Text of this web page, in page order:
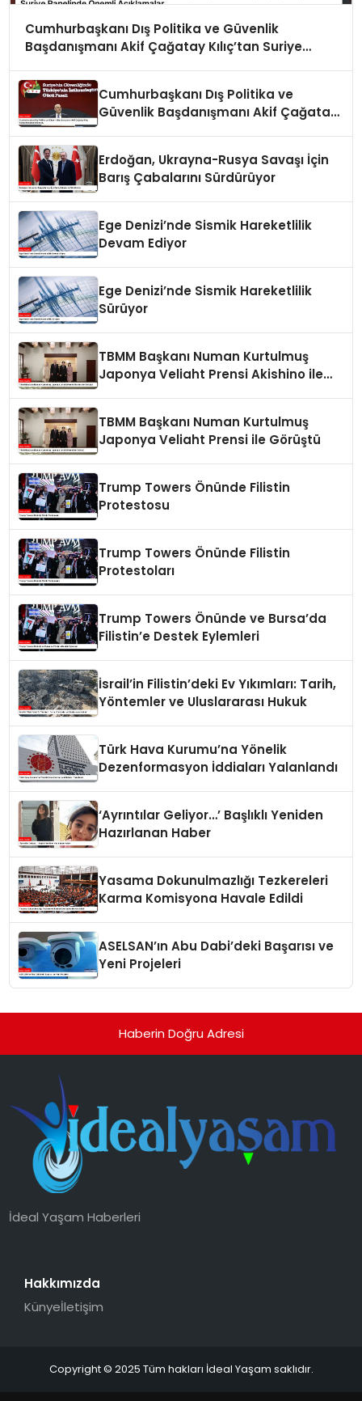
Cumhurbaşkanı Dış Politika ve Güvenlik
Başdanışmanı Akif Çağatay Kılıç’tan Suriye
Cumhurbaşkanı Dış Politika ve
Güvenlik Başdanışmanı Akif Çağatay
Erdoğan, Ukrayna-Rusya Savaşı İçin
Barış Çabalarını Sürdürüyor
Ege Denizi’nde Sismik Hareketlilik
Devam Ediyor
Ege Denizi’nde Sismik Hareketlilik
Sürüyor
TBMM Başkanı Numan Kurtulmuş
Japonya Veliaht Prensi Akishino ile
TBMM Başkanı Numan Kurtulmuş
Japonya Veliaht Prensi ile Görüştü
Trump Towers Önünde Filistin
Protestosu
Trump Towers Önünde Filistin
Protestoları
Trump Towers Önünde ve Bursa’da
Filistin’e Destek Eylemleri
İsrail’in Filistin’deki Ev Yıkımları: Tarih,
Yöntemler ve Uluslararası Hukuk
Türk Hava Kurumu’na Yönelik
Dezenformasyon İddiaları Yalanlandı
‘Ayrıntılar Geliyor…’ Başlıklı Yeniden
Hazırlanan Haber
Yasama Dokunulmazlığı Tezkereleri
Karma Komisyona Havale Edildi
ASELSAN’ın Abu Dabi’deki Başarısı ve
Yeni Projeleri
Haberin Doğru Adresi
İdeal Yaşam Haberleri
Hakkımızda
Künyeİletişim
Copyright © 2025 Tüm hakları İdeal Yaşam saklıdır.